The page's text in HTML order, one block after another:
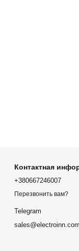
Контактная
+380667246007
Перезвонить вам?
Telegram
sales@electroinn.com